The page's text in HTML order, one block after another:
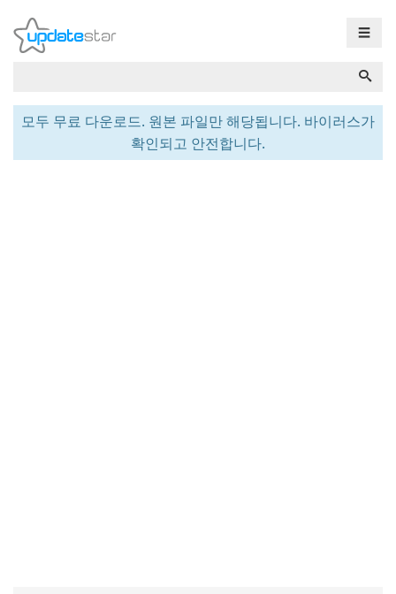
☰
모두 무료 다운로드. 원본 파일만 해당됩니다. 바이러스가
확인되고 안전합니다.